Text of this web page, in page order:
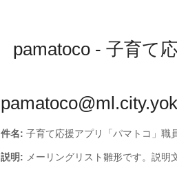
pamatoco - 子育て
件名: 子育て応援アプリ「パマトコ」職
説明: メーリングリスト雛形です。説明